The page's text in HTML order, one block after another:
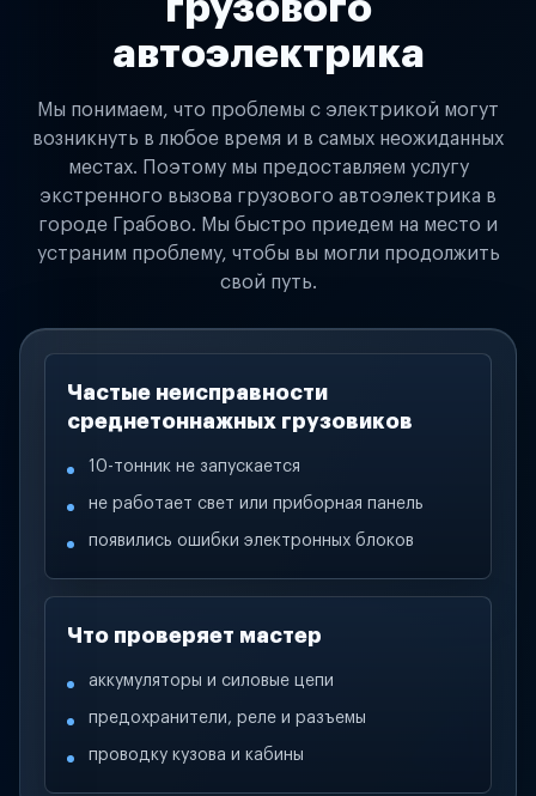
грузового
автоэлектрика
Мы понимаем, что проблемы с электрикой могут
возникнуть в любое время и в самых неожиданных
местах. Поэтому мы предоставляем услугу
экстренного вызова грузового автоэлектрика в
городе Грабово. Мы быстро приедем на место и
устраним проблему, чтобы вы могли продолжить
свой путь.
Частые неисправности
среднетоннажных грузовиков
10-тонник не запускается
не работает свет или приборная панель
появились ошибки электронных блоков
Что проверяет мастер
аккумуляторы и силовые цепи
предохранители, реле и разъемы
проводку кузова и кабины